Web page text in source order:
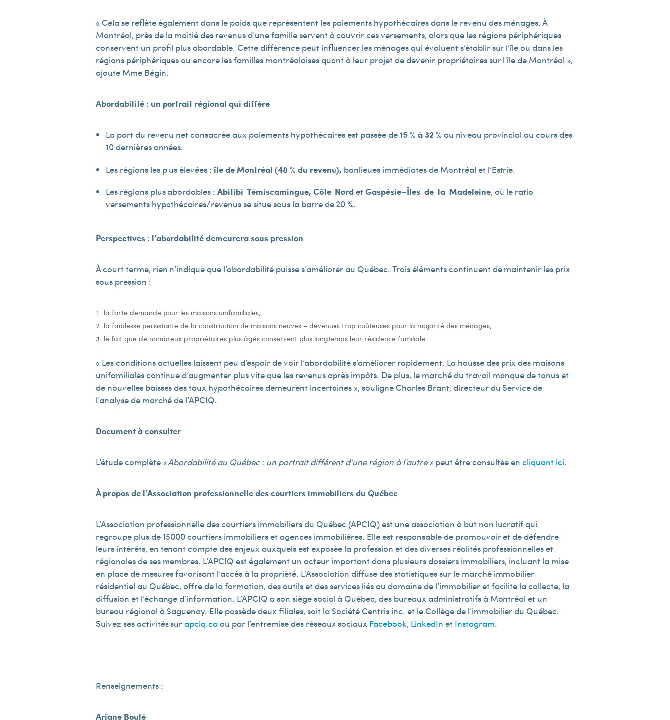
« Cela se reflète également dans le poids que représentent les paiements hypothécaires dans le revenu des ménages. À
Montréal, près de la moitié des revenus d’une famille servent à couvrir ces versements, alors que les régions périphériques
conservent un profil plus abordable. Cette différence peut influencer les ménages qui évaluent s’établir sur l’île ou dans les
régions périphériques ou encore les familles montréalaises quant à leur projet de devenir propriétaires sur l’île de Montréal »,
ajoute Mme Bégin.
Abordabilité : un portrait régional qui diffère
La part du revenu net consacrée aux paiements hypothécaires est passée de15 % à 32 % au niveau provincial au cours des
10 dernières années.
Les régions les plus élevées :île de Montréal (48 % du revenu), banlieues immédiates de Montréal et l’Estrie.
Les régions plus abordables : Abitibi-Témiscamingue, Côte-Nordet Gaspésie–Îles-de-la-Madeleine, où le ratio
versements hypothécaires/revenus se situe sous la barre de 20 %.
Perspectives : l’abordabilité demeurera sous pression
À court terme, rien n’indique que l’abordabilité puisse s’améliorer au Québec. Trois éléments continuent de maintenir les prix
sous pression :
la forte demande pour les maisons unifamiliales;
la faiblesse persistante de la construction de maisons neuves – devenues trop coûteuses pour la majorité des ménages;
le fait que de nombreux propriétaires plus âgés conservent plus longtemps leur résidence familiale.
« Les conditions actuelles laissent peu d’espoir de voir l’abordabilité s’améliorer rapidement. La hausse des prix des maisons
unifamiliales continue d’augmenter plus vite que les revenus après impôts. De plus, le marché du travail manque de tonus et
de nouvelles baisses des taux hypothécaires demeurent incertaines », souligne Charles Brant, directeur du Service de
l’analyse de marché de l’APCIQ.
Document à consulter
L’étude complète « Abordabilité au Québec : un portrait différent d’une région à l’autre »peut être consultée en cliquant ici.
À propos de l’Association professionnelle des courtiers immobiliers du Québec
L’Association professionnelle des courtiers immobiliers du Québec (APCIQ) est une association à but non lucratif qui
regroupe plus de 15 000 courtiers immobiliers et agences immobilières. Elle est responsable de promouvoir et de défendre
leurs intérêts, en tenant compte des enjeux auxquels est exposée la profession et des diverses réalités professionnelles et
régionales de ses membres. L’APCIQ est également un acteur important dans plusieurs dossiers immobiliers, incluant la mise
en place de mesures favorisant l’accès à la propriété. L’Association diffuse des statistiques sur le marché immobilier
résidentiel au Québec, offre de la formation, des outils et des services liés au domaine de l’immobilier et facilite la collecte, la
diffusion et l’échange d’information. L’APCIQ a son siège social à Québec, des bureaux administratifs à Montréal et un
bureau régional à Saguenay. Elle possède deux filiales, soit la Société Centris inc. et le Collège de l’immobilier du Québec.
Suivez ses activités surapciq.caou par l’entremise des réseaux sociaux Facebook, LinkedIn et Instagram.
Renseignements :
Ariane Boulé